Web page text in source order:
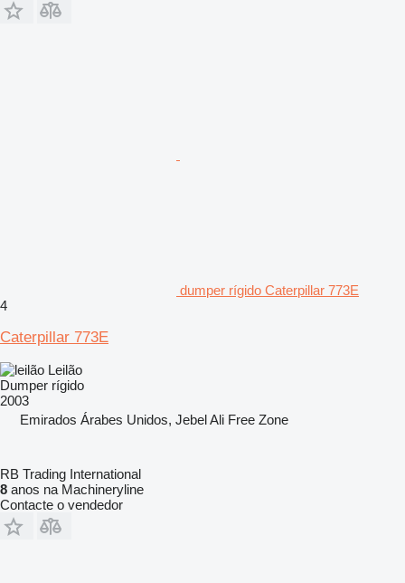
dumper rígido Caterpillar 773E
4
Caterpillar 773E
Leilão
Dumper rígido
2003
Emirados Árabes Unidos, Jebel Ali Free Zone
RB Trading International
8 anos na Machineryline
Contacte o vendedor